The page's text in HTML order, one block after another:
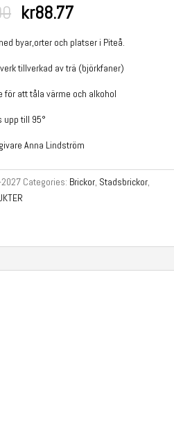
kr88.77
byar,orter och platser i Piteå.
tillverkad av trä (björkfaner)
för att tåla värme och alkohol
upp till 95°
Anna Lindström
2027 Categories: Brickor, Stadsbrickor,